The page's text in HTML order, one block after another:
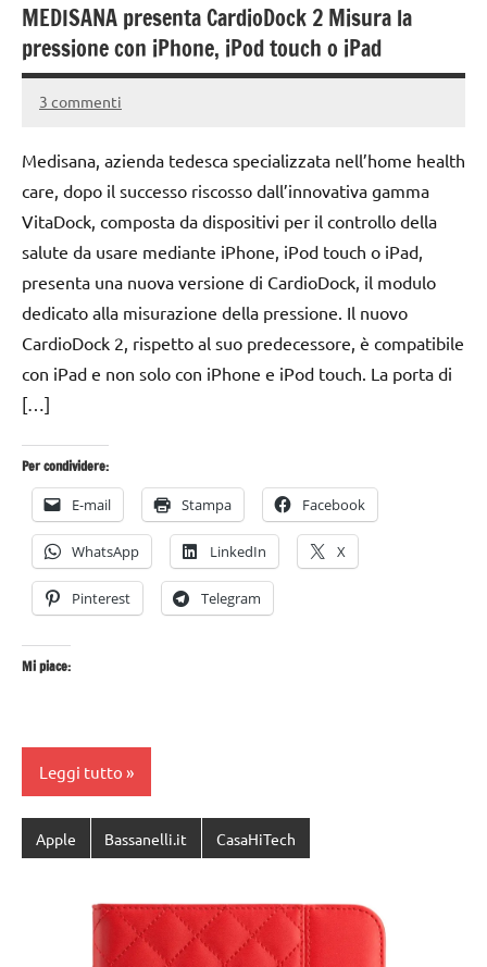
MEDISANA presenta CardioDock 2 Misura la
pressione con iPhone, iPod touch o iPad
18
2016
Andrea
3 commenti
Medisana, azienda tedesca specializzata nell’home health
care, dopo il successo riscosso dall’innovativa gamma
VitaDock, composta da dispositivi per il controllo della
salute da usare mediante iPhone, iPod touch o iPad,
presenta una nuova versione di CardioDock, il modulo
dedicato alla misurazione della pressione. Il nuovo
CardioDock 2, rispetto al suo predecessore, è compatibile
con iPad e non solo con iPhone e iPod touch. La porta di
[…]
Per condividere:
E-mail Stampa Facebook
WhatsApp LinkedIn X
Pinterest Telegram
Mi piace:
Leggi tutto
Apple Bassanelli.it CasaHiTech